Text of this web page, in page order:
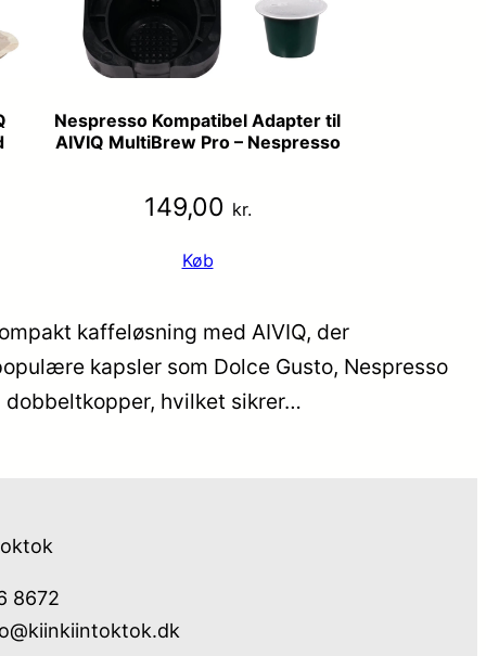
Nespresso Kompatibel Adapter til
AIVIQ MultiBrew Pro – Nespresso
149,00 kr.
Køb
kaffeløsning med AIVIQ, der
kapsler som Dolce Gusto, Nespresso
hvilket sikrer…
8672